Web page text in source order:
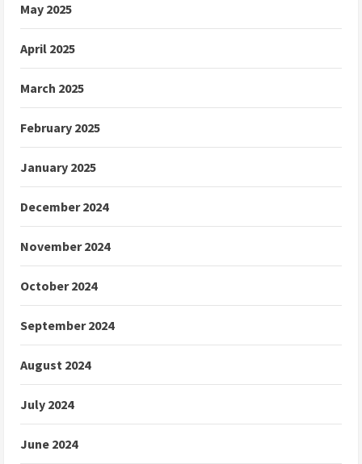
May 2025
April 2025
March 2025
February 2025
January 2025
December 2024
November 2024
October 2024
September 2024
August 2024
July 2024
June 2024